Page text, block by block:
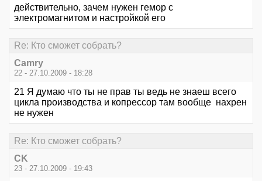
действительно, зачем нужен гемор с
электромагнитом и настройкой его
Re: Кто сможет собрать?
Camry
22 - 27.10.2009 - 18:28
21 Я думаю что ты не прав ты ведь не знаеш всего
цикла производства и копрессор там вообще нахрен
не нужен
Re: Кто сможет собрать?
CK
23 - 27.10.2009 - 19:43